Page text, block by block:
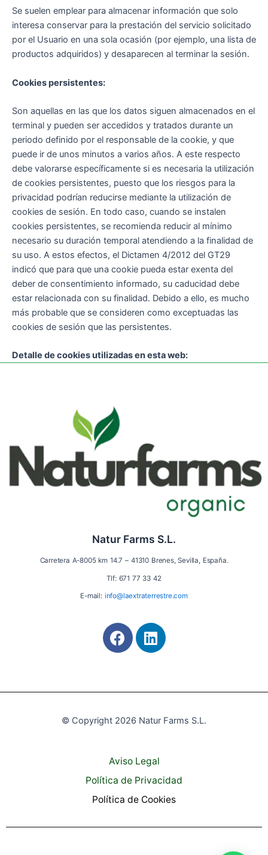
Se suelen emplear para almacenar información que solo
interesa conservar para la prestación del servicio solicitado
por el Usuario en una sola ocasión (por ejemplo, una lista de
productos adquiridos) y desaparecen al terminar la sesión.
Cookies persistentes:
Son aquellas en las que los datos siguen almacenados en el
terminal y pueden ser accedidos y tratados durante un
periodo definido por el responsable de la cookie, y que
puede ir de unos minutos a varios años. A este respecto
debe valorarse específicamente si es necesaria la utilización
de cookies persistentes, puesto que los riesgos para la
privacidad podrían reducirse mediante la utilización de
cookies de sesión. En todo caso, cuando se instalen
cookies persistentes, se recomienda reducir al mínimo
necesario su duración temporal atendiendo a la finalidad de
su uso. A estos efectos, el Dictamen 4/2012 del GT29
indicó que para que una cookie pueda estar exenta del
deber de consentimiento informado, su caducidad debe
estar relacionada con su finalidad. Debido a ello, es mucho
más probable que se consideren como exceptuadas las
cookies de sesión que las persistentes.
Detalle de cookies utilizadas en esta web:
Natur Farms S.L.
Carretera A-8005 km 14.7 – 41310 Brenes, Sevilla, España.
Tlf: 671 77 33 42
E-mail: info@laextraterrestre.com
F
a
b
o
L
i
e
i
© Copyright 2026 Natur Farms S.L.
Aviso Legal
Polí­tica de Privacidad
Política de Cookies